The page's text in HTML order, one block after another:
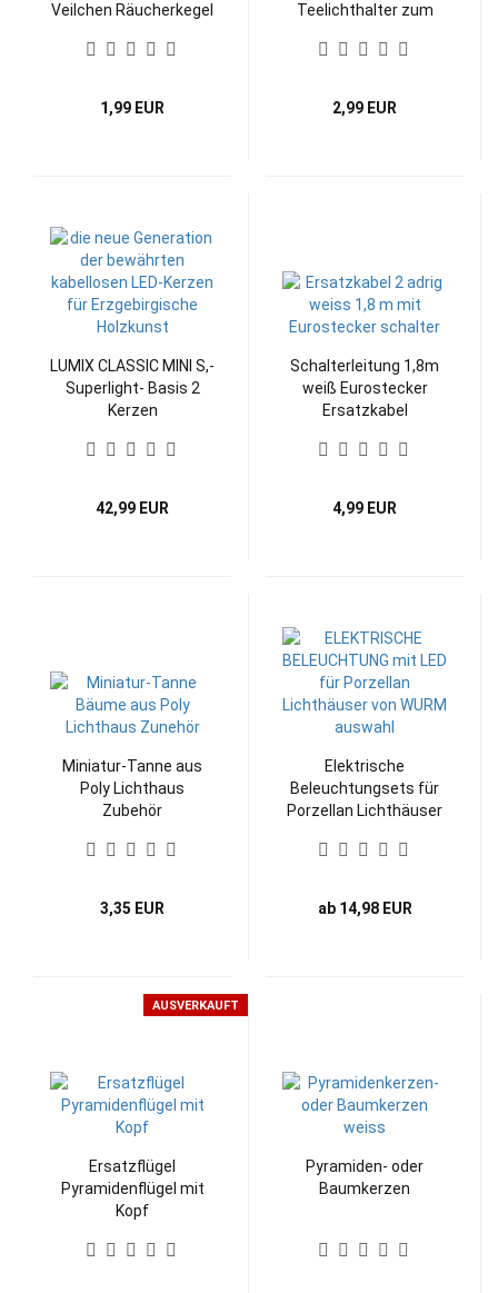
Veilchen Räucherkegel
1,99 EUR
Teelichthalter zum
14mm
2,99 EUR
LUMIX CLASSIC MINI S,-
Superlight- Basis 2
Kerzen
42,99 EUR
Schalterleitung 1,8m
weiß Eurostecker
Ersatzkabel
4,99 EUR
Miniatur-Tanne aus
Poly Lichthaus
Zubehör
3,35 EUR
Elektrische
Beleuchtungsets für
Porzellan Lichthäuser
ab 14,98 EUR
AUSVERKAUFT
Ersatzflügel
Pyramidenflügel mit
Kopf
Pyramiden- oder
Baumkerzen